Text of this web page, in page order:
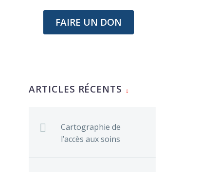
FAIRE UN DON
ARTICLES RÉCENTS
Cartographie de
l’accès aux soins